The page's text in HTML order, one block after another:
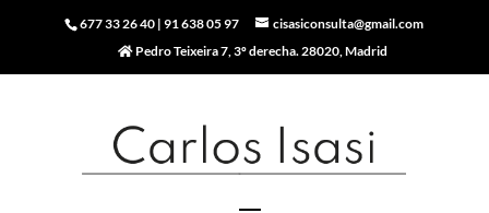
677 33 26 40 |91 638 05 97
cisasiconsulta@gmail.com
Pedro Teixeira 7, 3º derecha. 28020, Madrid